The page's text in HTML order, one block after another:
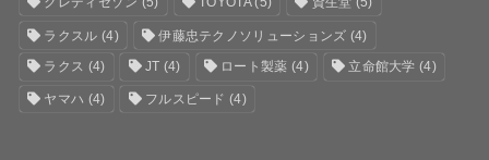
ラクスル (4) 伊藤忠テクノソリューションズ (4)
ラクス (4) JT (4) ロート製薬 (4) 立命館大学 (4)
ヤマハ (4) フルスピード (4)